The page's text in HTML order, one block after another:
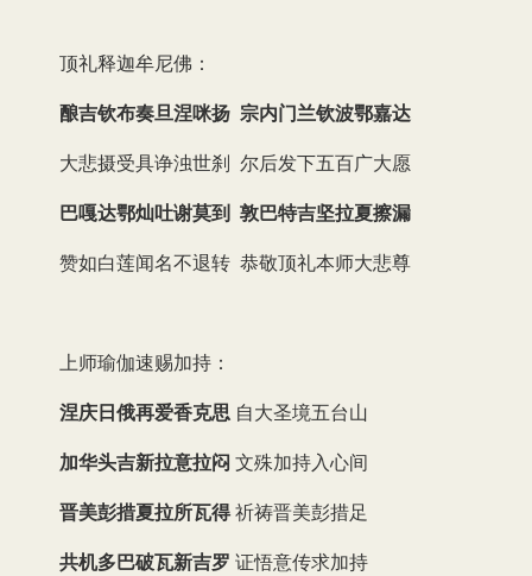
顶礼释迦牟尼佛：
酿吉钦布奏旦涅咪扬 宗内门兰钦波鄂嘉达
大悲摄受具诤浊世刹 尔后发下五百广大愿
巴嘎达鄂灿吐谢莫到 敦巴特吉坚拉夏擦漏
赞如白莲闻名不退转 恭敬顶礼本师大悲尊
上师瑜伽速赐加持：
涅庆日俄再爱香克思 自大圣境五台山
加华头吉新拉意拉闷 文殊加持入心间
晋美彭措夏拉所瓦得祈祷晋美彭措足
共机多巴破瓦新吉罗 证悟意传求加持